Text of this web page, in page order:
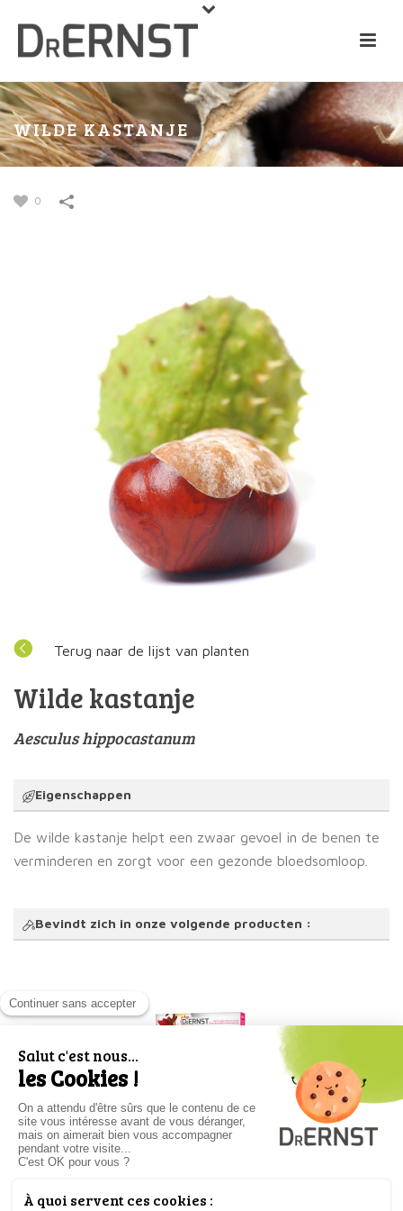
WILDE KASTANJE
0
Terug naar de lijst van planten
Wilde kastanje
Aesculus hippocastanum
Eigenschappen
De wilde kastanje helpt een zwaar gevoel in de benen te
verminderen en zorgt voor een gezonde bloedsomloop.
Bevindt zich in onze volgende producten :
Veno tabs